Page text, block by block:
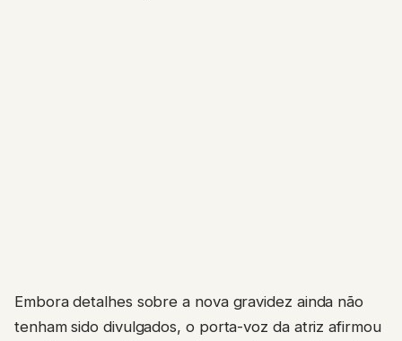
Embora detalhes sobre a nova gravidez ainda não
tenham sido divulgados, o porta-voz da atriz afirmou